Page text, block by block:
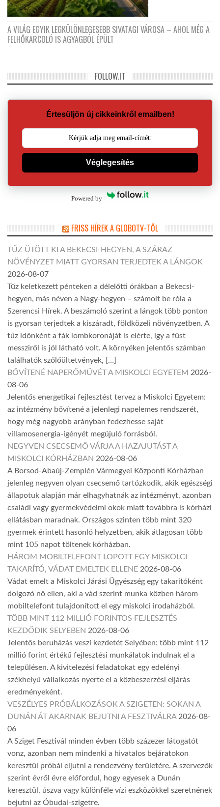
A VILÁG EGYIK LEGKÜLÖNLEGESEBB SIVATAGI VÁROSA – AHOL MÉG A
FELHŐKARCOLÓ IS AGYAGBÓL ÉPÜLT
FOLLOW.IT
Értesüljön új cikkeinkről emailben!
Véglegesítés
Powered by
FRISS HÍREK A GLOBOTV-TŐL
TŰZ ÜTÖTT KI A BEKECSI-HEGYEN, A SZÁRAZ
NÖVÉNYZET MIATT GYORSAN TERJEDTEK A LÁNGOK
2026-08-07
Tűz keletkezett pénteken a délelőtti órákban a Bekecsi-
hegyen, más néven a Nagy-hegyen – számolt be róla a
Szerencsi Hírek. A beszámoló szerint a lángok több ponton
is gyorsan terjedtek a kiszáradt, földközeli növényzetben. A
tűz időnként a fák lombkoronáját is elérte, így a füst
messziről is jól látható volt. A környéken jelentős számban
találhatók szőlőültetvények, […]
BŐVÍTENÉ NAPERŐMŰVÉT A MISKOLCI EGYETEM 2026-
08-06
Jelentős energetikai fejlesztést tervez a Miskolci Egyetem:
az intézmény bővítené a jelenlegi napelemes rendszerét,
hogy még nagyobb arányban fedezhesse saját
villamosenergia-igényét megújuló forrásból.
NEGYVEN CSECSEMŐ VÁRJA A HAZAJUTÁST A
MISKOLCI KÓRHÁZBAN 2026-08-06
A Borsod-Abaúj-Zemplén Vármegyei Központi Kórházban
jelenleg negyven olyan csecsemő tartózkodik, akik egészségi
állapotuk alapján már elhagyhatnák az intézményt, azonban
családi vagy gyermekvédelmi okok miatt továbbra is kórházi
ellátásban maradnak. Országos szinten több mint 320
gyermek érintett hasonló helyzetben, akik átlagosan több
mint 105 napot töltenek kórházban.
HÁROM MOBILTELEFONT LOPOTT EGY MISKOLCI
TAKARÍTÓ, VÁDAT EMELTEK ELLENE 2026-08-06
Vádat emelt a Miskolci Járási Ügyészség egy takarítóként
dolgozó nő ellen, aki a vád szerint munka közben három
mobiltelefont tulajdonított el egy miskolci irodaházból.
TÖBB MINT 112 MILLIÓ FORINTOS FEJLESZTÉS
KEZDŐDIK SELYEBEN 2026-08-06
Jelentős beruházás veszi kezdetét Selyében: több mint 112
millió forint értékű fejlesztési munkálatok indulnak el a
településen. A kivitelezési feladatokat egy edelényi
székhelyű vállalkozás nyerte el a közbeszerzési eljárás
eredményeként.
VESZÉLYES PRÓBÁLKOZÁSOK A SZIGETEN: SOKAN A
DUNÁN ÁT AKARNAK BEJUTNI A FESZTIVÁLRA 2026-08-
06
A Sziget Fesztivál minden évben több százezer látogatót
vonz, azonban nem mindenki a hivatalos bejáratokon
keresztül próbál eljutni a rendezvény területére. A szervezők
szerint évről évre előfordul, hogy egyesek a Dunán
keresztül, úszva vagy különféle vízi eszközökkel szeretnének
bejutni az Óbudai-szigetre.